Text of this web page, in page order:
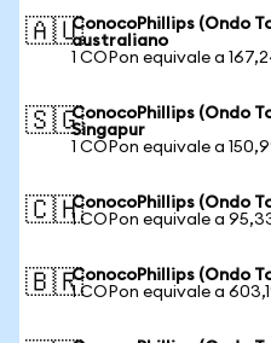
🇦🇺ConocoPhillips (Ondo
australiano
1 COPon equivale a
🇸🇬ConocoPhillips (Ondo
Singapur
1 COPon equivale a
🇨🇭ConocoPhillips (Ondo
1 COPon equivale a
🇧🇷ConocoPhillips (Ondo
1 COPon equivale a